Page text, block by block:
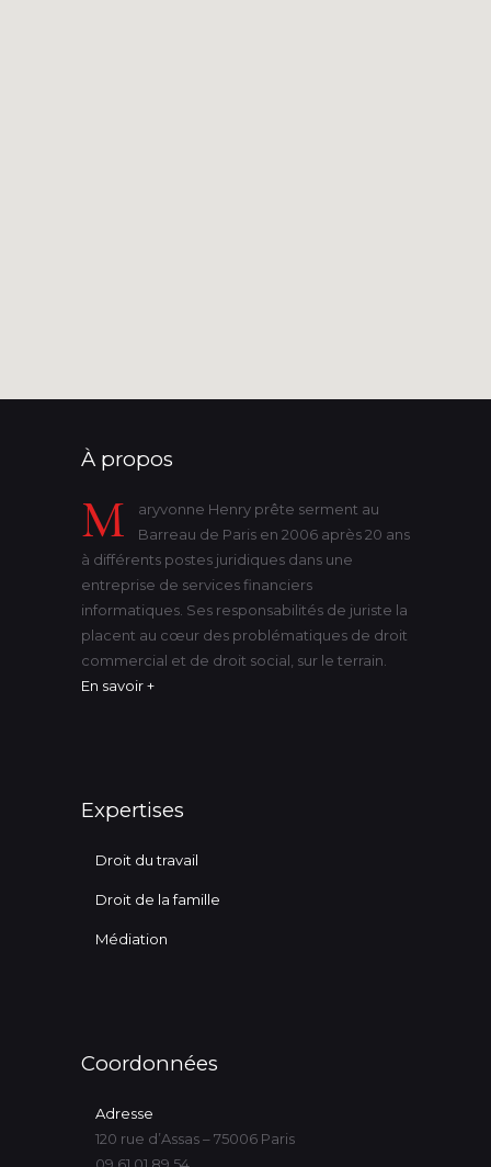
À propos
M
aryvonne Henry prête serment au
Barreau de Paris en 2006 après 20 ans
à différents postes juridiques dans une
entreprise de services financiers
informatiques. Ses responsabilités de juriste la
placent au cœur des problématiques de droit
commercial et de droit social, sur le terrain.
En savoir +
Expertises
Droit du travail
Droit de la famille
Médiation
Coordonnées
Adresse
120 rue d’Assas – 75006 Paris
09 61 01 89 54